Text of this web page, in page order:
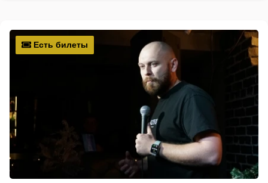
Есть билеты